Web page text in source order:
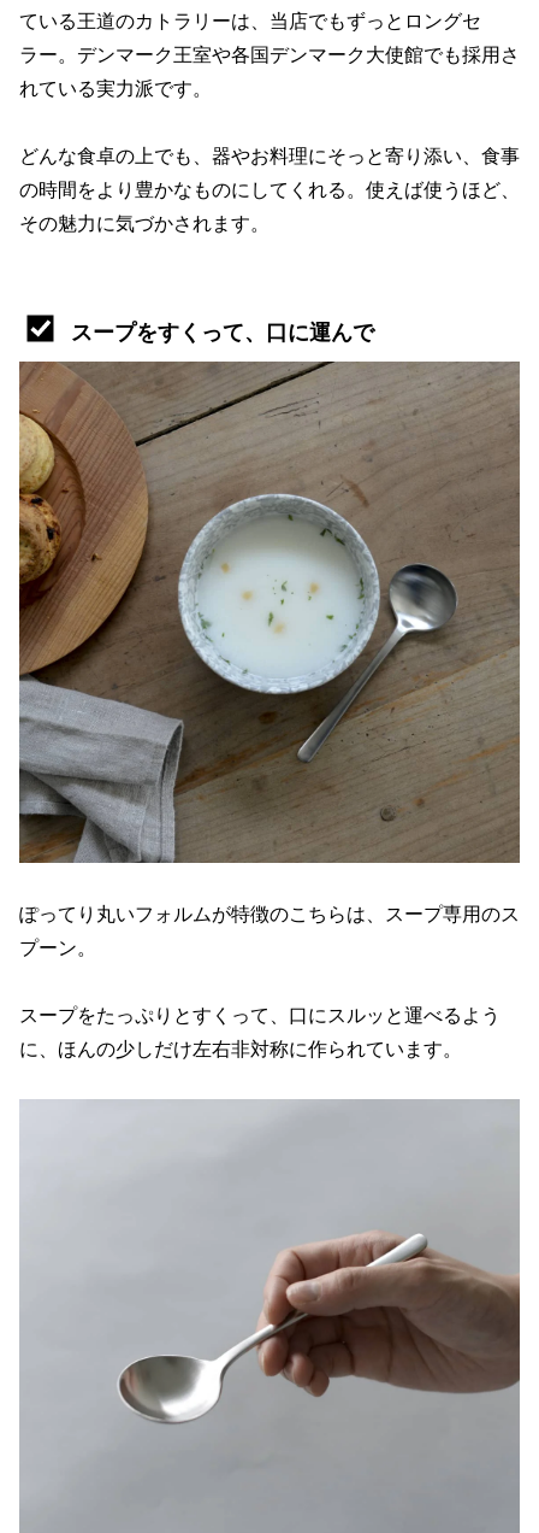
ている王道のカトラリーは、当店でもずっとロングセ
ラー。デンマーク王室や各国デンマーク大使館でも採用さ
れている実力派です。
どんな食卓の上でも、器やお料理にそっと寄り添い、食事
の時間をより豊かなものにしてくれる。使えば使うほど、
その魅力に気づかされます。
スープをすくって、口に運んで
ぽってり丸いフォルムが特徴のこちらは、スープ専用のス
プーン。
スープをたっぷりとすくって、口にスルッと運べるよう
に、ほんの少しだけ左右非対称に作られています。